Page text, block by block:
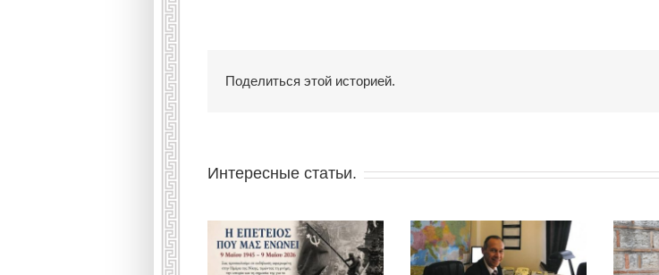
Поделиться этой историей.
Интересные статьи.